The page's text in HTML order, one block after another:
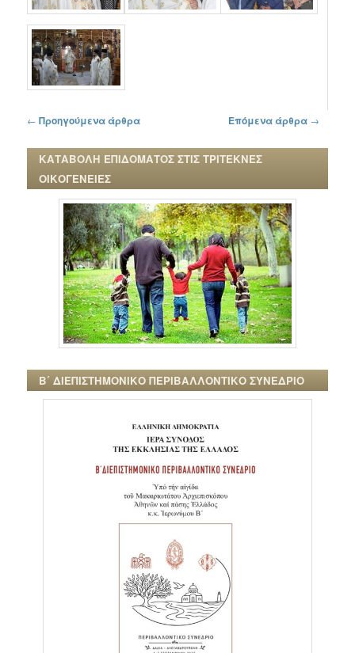
Πλοήγηση στα άρθρα
← Προηγούμενα άρθρα Επόμενα άρθρα →
ΚΑΤΑΒΟΛΗ ΕΠΙΔΟΜΑΤΟΣ ΣΤΙΣ ΤΡΙΤΕΚΝΕΣ
ΟΙΚΟΓΕΝΕΙΕΣ
Β΄ ΔΙΕΠΙΣΤΗΜΟΝΙΚΟ ΠΕΡΙΒΑΛΛΟΝΤΙΚΟ ΣΥΝΕΔΡΙΟ